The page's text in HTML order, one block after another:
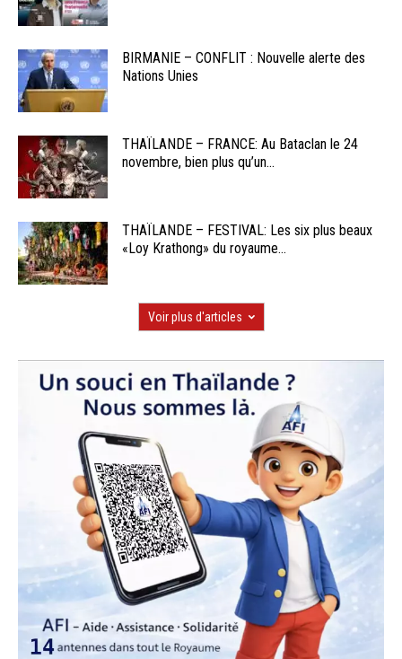
BIRMANIE – CONFLIT : Nouvelle alerte des
Nations Unies
THAÏLANDE – FRANCE: Au Bataclan le 24
novembre, bien plus qu’un...
THAÏLANDE – FESTIVAL: Les six plus beaux
«Loy Krathong» du royaume...
Voir plus d'articles